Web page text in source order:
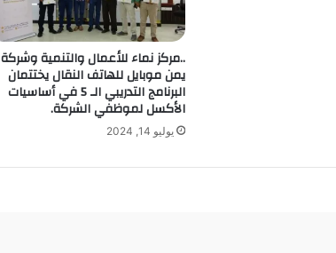
..مركز نماء للأعمال والتنمية وشركة
يمن موبايل للهاتف النقال يختتمان
البرنامج التدريبي الـ 5 في أساسيات
الأكسل لموظفي الشركة.
يوليو 14, 2024